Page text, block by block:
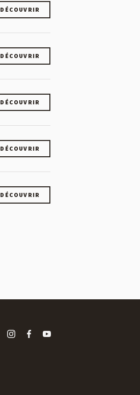
DÉCOUVRIR
DÉCOUVRIR
DÉCOUVRIR
DÉCOUVRIR
DÉCOUVRIR